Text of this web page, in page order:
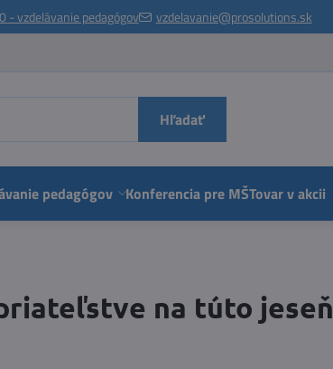
vzdelávanie pedagógov
vzdelavanie@prosolutions.sk
Hľadať
pedagógov Konferencia pre MŠTovar v akcii
na túto jeseň